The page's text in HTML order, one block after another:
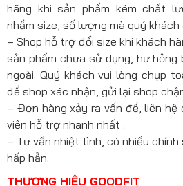
hãng khi sản phẩm kém chất
nhầm size, số lượng mà quý
– Shop hỗ trợ đổi size khi khách
sản phẩm chưa sử dụng, hư
ngoài. Quý khách vui lòng chụp
để shop xác nhận, gửi lại shop
– Đơn hàng xảy ra vấn đề, liên
viên hỗ trợ nhanh nhất .
– Tư vấn nhiệt tình, có nhiều
hấp hẫn.
THƯƠNG HIỆU GOODFIT